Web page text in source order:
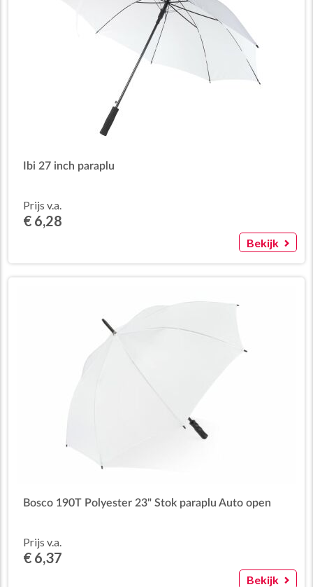
Ibi 27 inch paraplu
Prijs v.a.
€ 6,28
Bekijk
Bosco 190T Polyester 23" Stok paraplu Auto open
Prijs v.a.
€ 6,37
Bekijk